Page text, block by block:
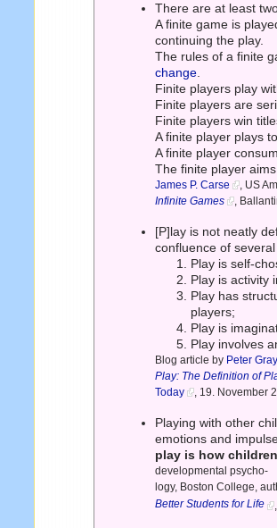
There are at least
A finite game is
continuing the play.
The rules of a finite
change
Finite players play
Finite players are
Finite players win
A finite player plays
A finite player
The finite player
James P. Carse
, US
Infinite Games
,
[P]lay is not neatly
confluence of
Play is self-
Play is activity
Play has
players;
Play is
Play involves
Blog article by Peter
Play: The Definition of
Today
, 19. November
Playing with other
emotions and
play is how
developmental psycho-
logy, Boston College,
Better Students for Life